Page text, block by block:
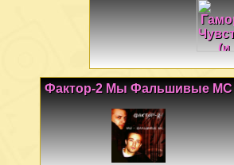
Фактор-2 Мы Фальшивые МС